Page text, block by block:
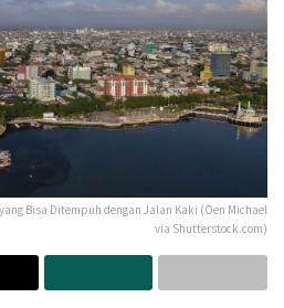
Bisa Ditempuh dengan Jalan Kaki (Oen Michael
via Shutterstock.com)